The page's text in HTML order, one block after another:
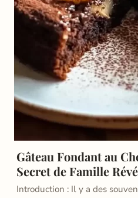
Gâteau Fondant au
Secret de Famille
Introduction : Il y a des